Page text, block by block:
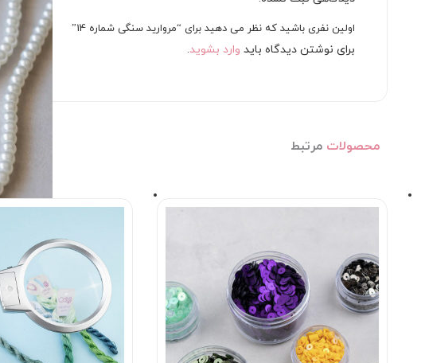
اولین نفری باشید که نظر می دهید برای “مروارید سنگی شماره 14”
برای نوشتن دیدگاه باید وارد بشوید.
محصولات مرتبط